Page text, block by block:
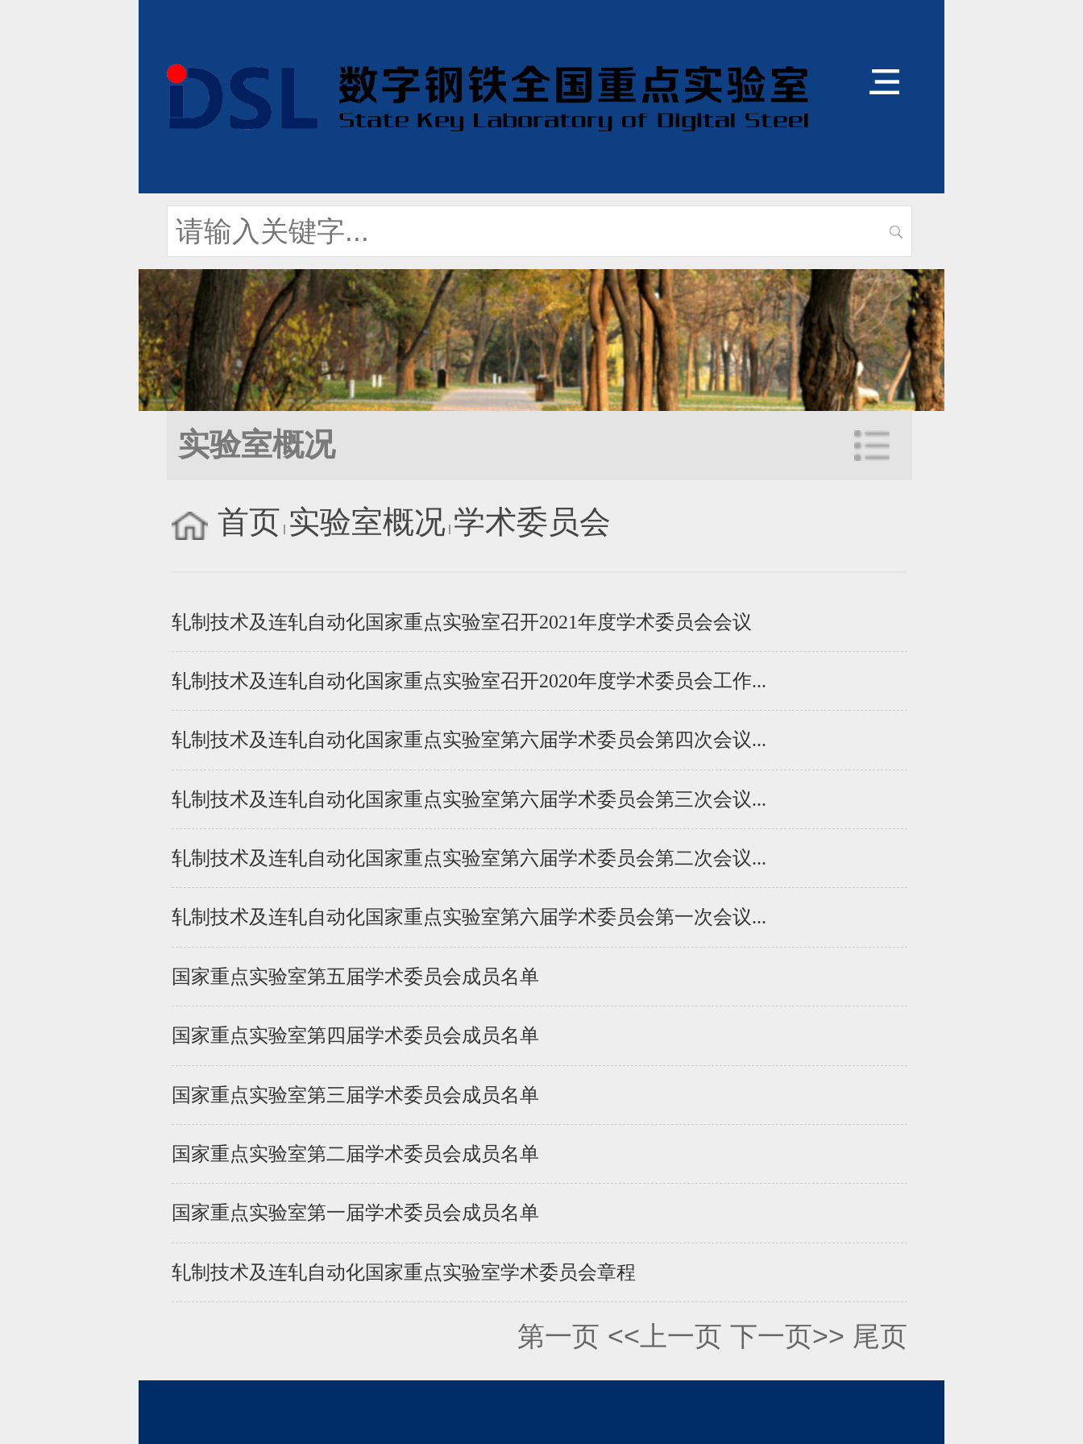
实验室概况
首页 实验室概况 学术委员会
轧制技术及连轧自动化国家重点实验室召开2021年度学术委员会会议
轧制技术及连轧自动化国家重点实验室召开2020年度学术委员会工作...
轧制技术及连轧自动化国家重点实验室第六届学术委员会第四次会议...
轧制技术及连轧自动化国家重点实验室第六届学术委员会第三次会议...
轧制技术及连轧自动化国家重点实验室第六届学术委员会第二次会议...
轧制技术及连轧自动化国家重点实验室第六届学术委员会第一次会议...
国家重点实验室第五届学术委员会成员名单
国家重点实验室第四届学术委员会成员名单
国家重点实验室第三届学术委员会成员名单
国家重点实验室第二届学术委员会成员名单
国家重点实验室第一届学术委员会成员名单
轧制技术及连轧自动化国家重点实验室学术委员会章程
第一页 <<上一页 下一页>> 尾页